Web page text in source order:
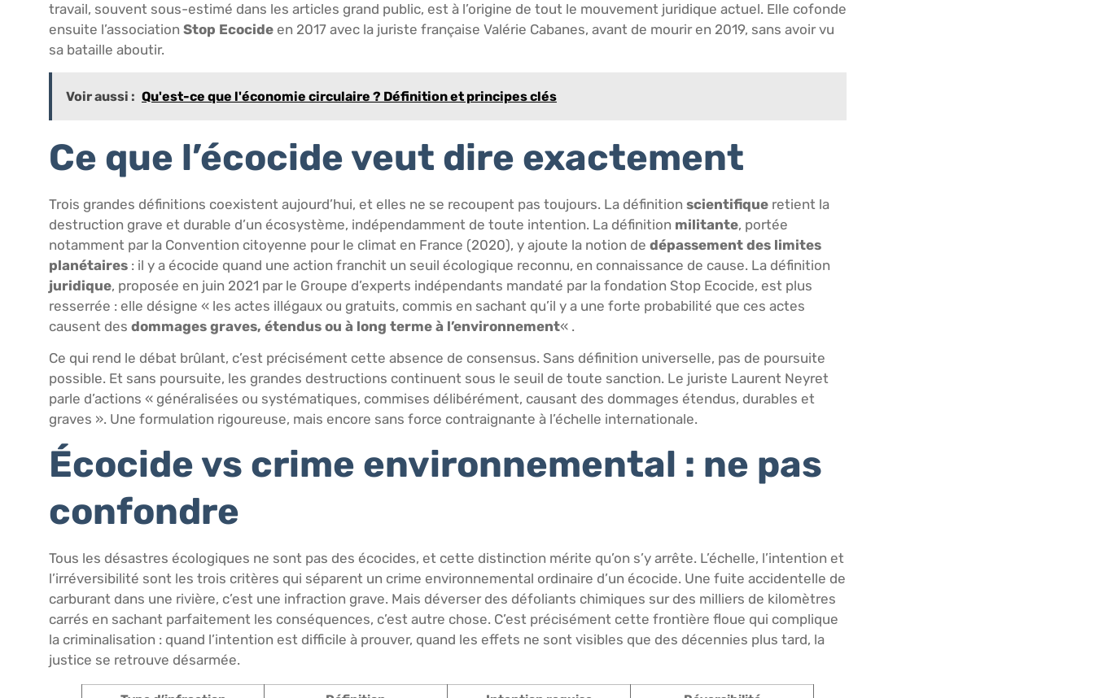
travail, souvent sous-estimé dans les articles grand public, est à l’origine de tout le mouvement juridique actuel. Elle cofonde
ensuite l’association Stop Ecocide en 2017 avec la juriste française Valérie Cabanes, avant de mourir en 2019, sans avoir vu
sa bataille aboutir.
Voir aussi : Qu'est-ce que l'économie circulaire ? Définition et principes clés
Ce que l’écocide veut dire exactement
Trois grandes définitions coexistent aujourd’hui, et elles ne se recoupent pas toujours. La définition scientifique retient la
destruction grave et durable d’un écosystème, indépendamment de toute intention. La définition militante, portée
notamment par la Convention citoyenne pour le climat en France (2020), y ajoute la notion de dépassement des limites
planétaires : il y a écocide quand une action franchit un seuil écologique reconnu, en connaissance de cause. La définition
juridique, proposée en juin 2021 par le Groupe d’experts indépendants mandaté par la fondation Stop Ecocide, est plus
resserrée : elle désigne « les actes illégaux ou gratuits, commis en sachant qu’il y a une forte probabilité que ces actes
causent des dommages graves, étendus ou à long terme à l’environnement« .
Ce qui rend le débat brûlant, c’est précisément cette absence de consensus. Sans définition universelle, pas de poursuite
possible. Et sans poursuite, les grandes destructions continuent sous le seuil de toute sanction. Le juriste Laurent Neyret
parle d’actions « généralisées ou systématiques, commises délibérément, causant des dommages étendus, durables et
graves ». Une formulation rigoureuse, mais encore sans force contraignante à l’échelle internationale.
Écocide vs crime environnemental : ne pas
confondre
Tous les désastres écologiques ne sont pas des écocides, et cette distinction mérite qu’on s’y arrête. L’échelle, l’intention et
l’irréversibilité sont les trois critères qui séparent un crime environnemental ordinaire d’un écocide. Une fuite accidentelle de
carburant dans une rivière, c’est une infraction grave. Mais déverser des défoliants chimiques sur des milliers de kilomètres
carrés en sachant parfaitement les conséquences, c’est autre chose. C’est précisément cette frontière floue qui complique
la criminalisation : quand l’intention est difficile à prouver, quand les effets ne sont visibles que des décennies plus tard, la
justice se retrouve désarmée.